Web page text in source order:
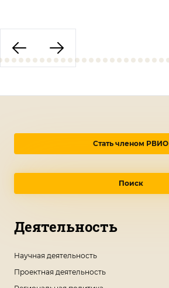
Стать членом РВИО
Поиск
Деятельность
Научная деятельность
Проектная деятельность